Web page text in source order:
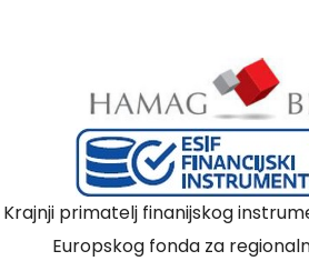
Krajnji primatelj finanijskog
Europskog fonda za